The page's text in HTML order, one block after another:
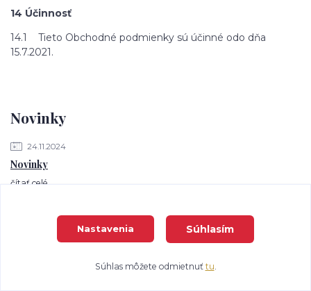
Novinky
24.11.2024
Novinky
čítať celé
Zobraziť všetky novinky
14 Účinnosť
14.1 Tieto Obchodné podmienky sú účinné odo dňa
15.7.2021.
Nastavenia Súhlasím
Súhlas môžete odmietnuť tu